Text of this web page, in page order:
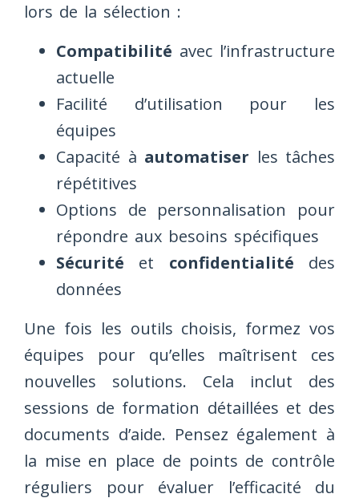
lors de la sélection :
Compatibilité avec l’infrastructure
actuelle
Facilité d’utilisation pour les
équipes
Capacité à automatiser les tâches
répétitives
Options de personnalisation pour
répondre aux besoins spécifiques
Sécurité et confidentialité des
données
Une fois les outils choisis, formez vos
équipes pour qu’elles maîtrisent ces
nouvelles solutions. Cela inclut des
sessions de formation détaillées et des
documents d’aide. Pensez également à
la mise en place de points de contrôle
réguliers pour évaluer l’efficacité du